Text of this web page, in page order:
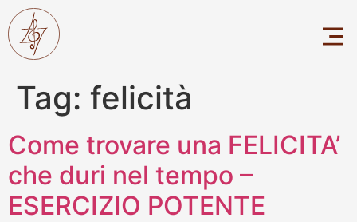
Tag: felicità
Come trovare una FELICITA’
che duri nel tempo –
ESERCIZIO POTENTE